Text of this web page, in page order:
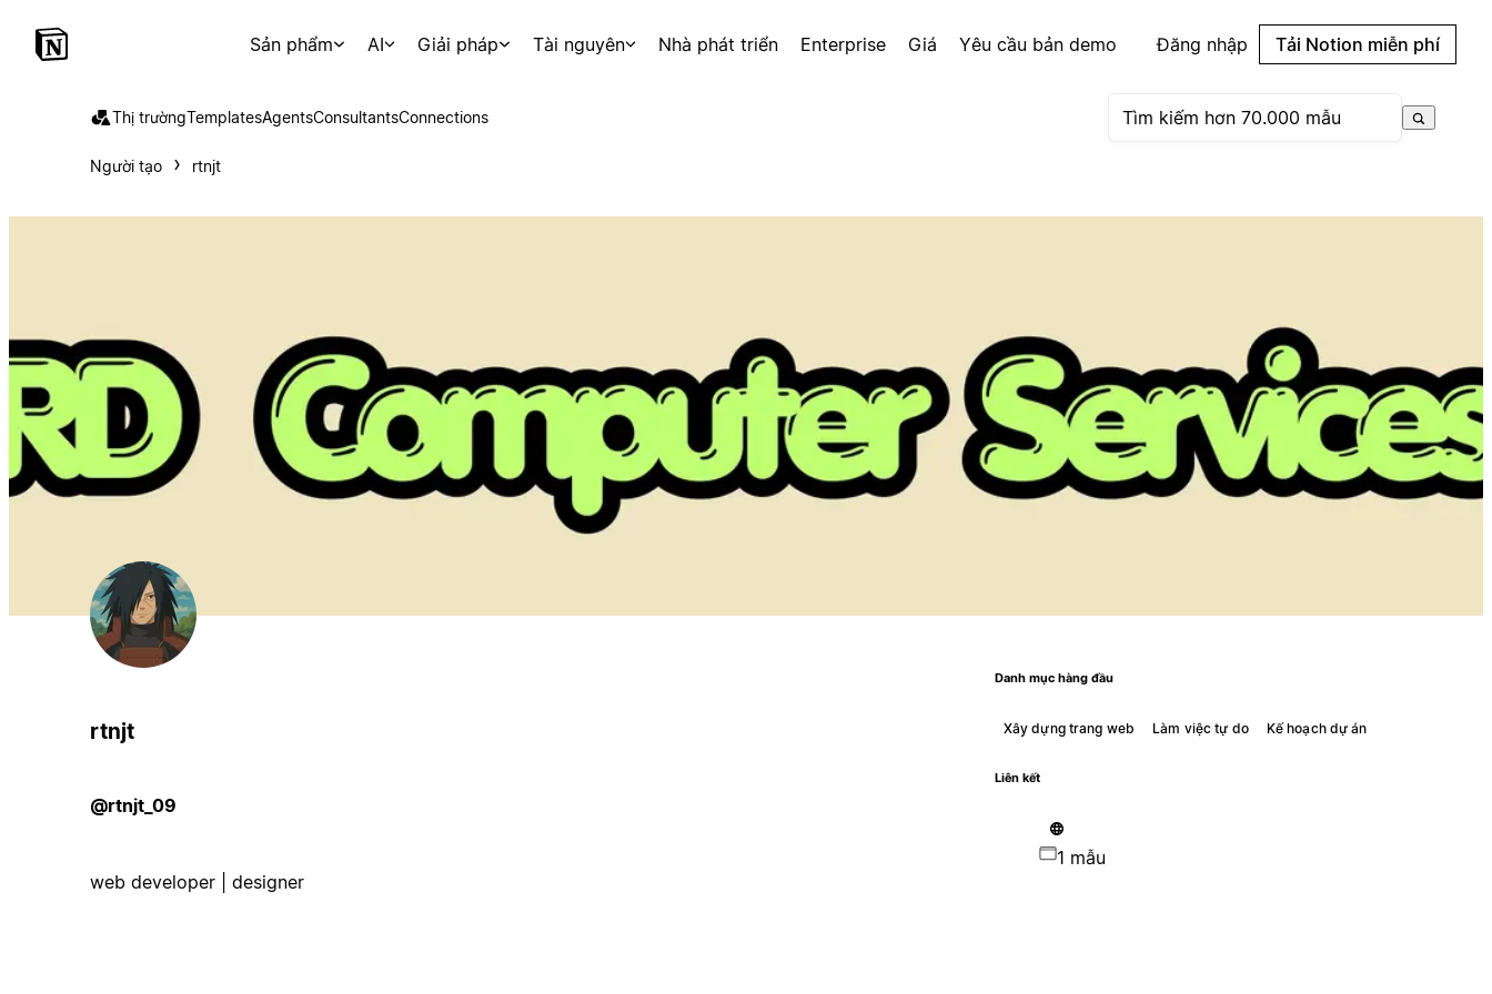
Sản phẩm AI Giải pháp Tài nguyên Nhà phát triển Enterprise Giá Yêu cầu bản demo Đăng nhập Tải Notion miễn phí
Thị trườngTemplatesAgentsConsultantsConnections
Người tạo rtnjt
rtnjt
@rtnjt_09
web developer | designer
Danh mục hàng đầu
Xây dựng trang web Làm việc tự do Kế hoạch dự án
Liên kết
1 mẫu